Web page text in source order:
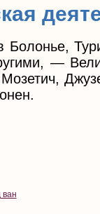
Болонье,
—
ван